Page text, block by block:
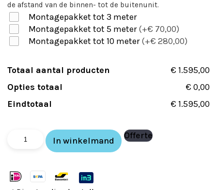
de afstand van de binnen- tot de buitenunit.
Montagepakket tot 3 meter
Montagepakket tot 5 meter(+€ 70,00)
Montagepakket tot 10 meter(+€ 280,00)
Totaal aantal producten
€ 1.595,00
Opties totaal
€ 0,00
Eindtotaal
€ 1.595,00
Mitsubishi
HR25VF
(2.5kw)
In winkelmand Offerte